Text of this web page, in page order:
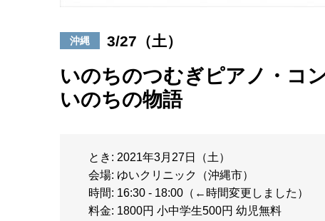
沖縄 3/27（土）
いのちのつむぎピアノ・コ
いのちの物語
とき: 2021年3月27日（土）
会場: ゆいクリニック（沖縄市）
時間: 16:30 - 18:00（←時間変更しました）
料金: 1800円 小中学生500円 幼児無料